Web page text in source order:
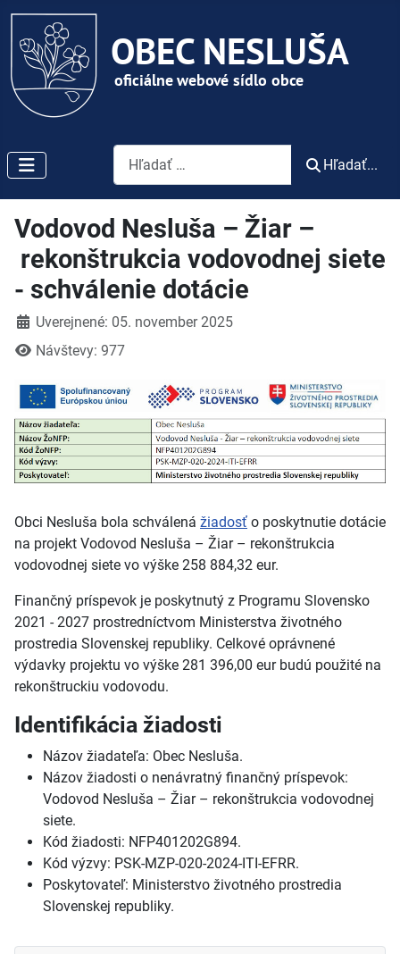
Vyhľadávanie
Hľadať...
Vodovod Nesluša – Žiar –
rekonštrukcia vodovodnej siete
- schválenie dotácie
DetailyUverejnené: 05. november 2025
Návštevy: 977
Obci Nesluša bola schválená žiadosť o poskytnutie dotácie
na projekt Vodovod Nesluša – Žiar – rekonštrukcia
vodovodnej siete vo výške 258 884,32 eur.
Finančný príspevok je poskytnutý z Programu Slovensko
2021 - 2027 prostredníctvom Ministerstva životného
prostredia Slovenskej republiky. Celkové oprávnené
výdavky projektu vo výške 281 396,00 eur budú použité na
rekonštruckiu vodovodu.
Identifikácia žiadosti
Názov žiadateľa: Obec Nesluša.
Názov žiadosti o nenávratný finančný príspevok:
Vodovod Nesluša – Žiar – rekonštrukcia vodovodnej
siete.
Kód žiadosti: NFP401202G894.
Kód výzvy: PSK-MZP-020-2024-ITI-EFRR.
Poskytovateľ: Ministerstvo životného prostredia
Slovenskej republiky.